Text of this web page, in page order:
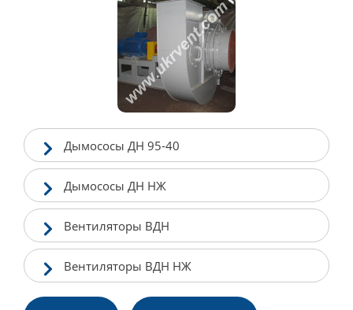
Дымососы ДН 95-40
Дымососы ДН НЖ
Вентиляторы ВДН
Вентиляторы ВДН НЖ